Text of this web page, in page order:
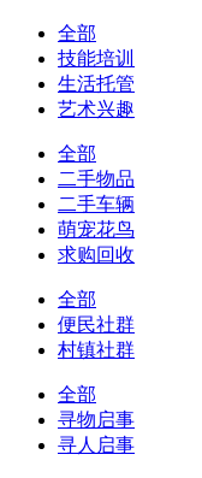
全部
技能培训
生活托管
艺术兴趣
全部
二手物品
二手车辆
萌宠花鸟
求购回收
全部
便民社群
村镇社群
全部
寻物启事
寻人启事